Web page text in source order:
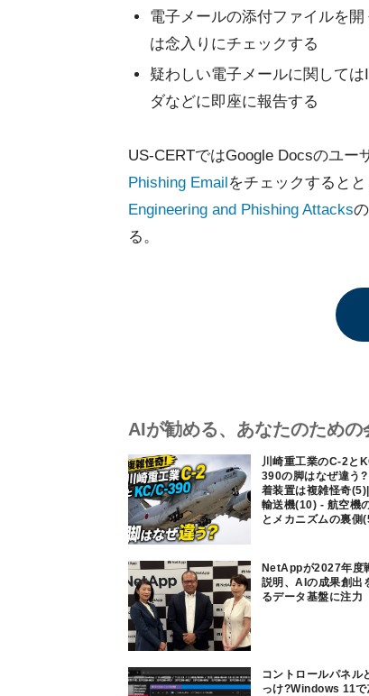
電子メールの添付ファイルを
は念入りにチェックする
疑わしい電子メールに関して
ダなどに即座に報告する
US-CERTではGoogle Docsのユー
Phishing Emailをチェックするとと
Engineering and Phishing Attacks
る。
AIが勧める、あなたのための
川崎重工業のC-2と
390の脚はなぜ違う
着装置は複雑怪奇
輸送機(10) - 航空機
とメカニズムの裏側
NetAppが2027年度
説明、AIの成果創出
るデータ基盤に注力
コントロールパネル
っけ?Windows 11で